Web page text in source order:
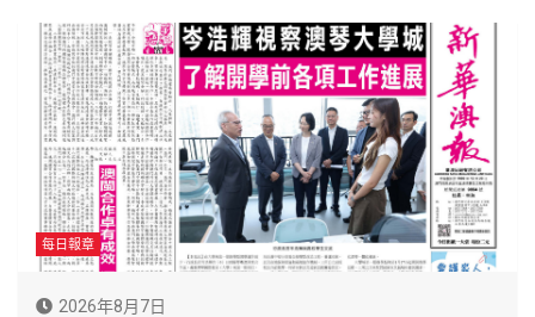
每日報章
2026年8月7日